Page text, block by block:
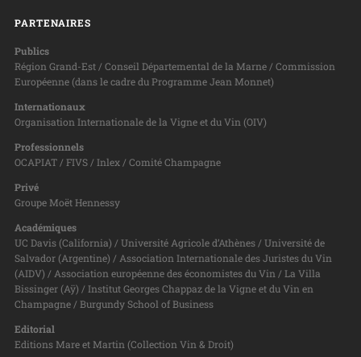
PARTENAIRES
Publics
Région Grand-Est / Conseil Départemental de la Marne / Commission
Européenne (dans le cadre du Programme Jean Monnet)
Internationaux
Organisation Internationale de la Vigne et du Vin (OIV)
Professionnels
OCAPIAT / FIVS / Inlex / Comité Champagne
Privé
Groupe Moët Hennessy
Académiques
UC Davis (California) / Université Agricole d’Athènes / Université de
Salvador (Argentine) / Association Internationale des Juristes du Vin
(AIDV) / Association européenne des économistes du Vin / La Villa
Bissinger (Aÿ) / Institut Georges Chappaz de la Vigne et du Vin en
Champagne / Burgundy School of Business
Editorial
Editions Mare et Martin (Collection Vin & Droit)